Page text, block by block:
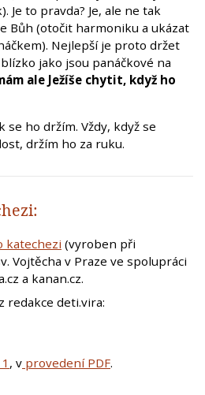
Je to pravda? Je, ale ne tak
Bůh (otočit harmoniku a ukázat
Nejlepší je proto držet
jako jsou panáčkové na
ale Ježíše chytit, když ho
se ho držím. Vždy, když se
držím ho za ruku.
katechezi (vyroben při
Vojtěcha v Praze ve spolupráci
a kanan.cz.
redakce deti.vira:
, v provedení PDF.